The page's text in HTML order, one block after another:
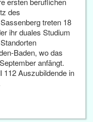
des
treten 18
ihr duales Studium
Baden, wo das
anfängt.
112 Auszubildende in